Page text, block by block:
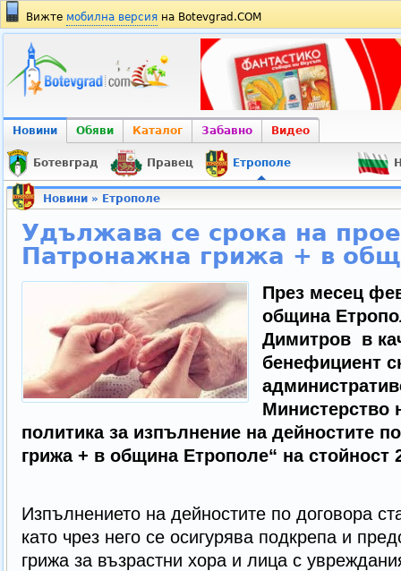
Вижте мобилна версия на Botevgrad.COM
Новини Обяви Каталог Забавно Видео
Ботевград Правец Етрополе
Новини» Етрополе
Удължава се срока на
Патронажна грижа + в
През месец
община
Димитров в
бенефициент
Министерство
политика за изпълнение на дейностите
грижа + в община Етрополе“ на стойност
Изпълнението на дейностите по договора
като чрез него се осигурява подкрепа и
грижа за възрастни хора и лица с